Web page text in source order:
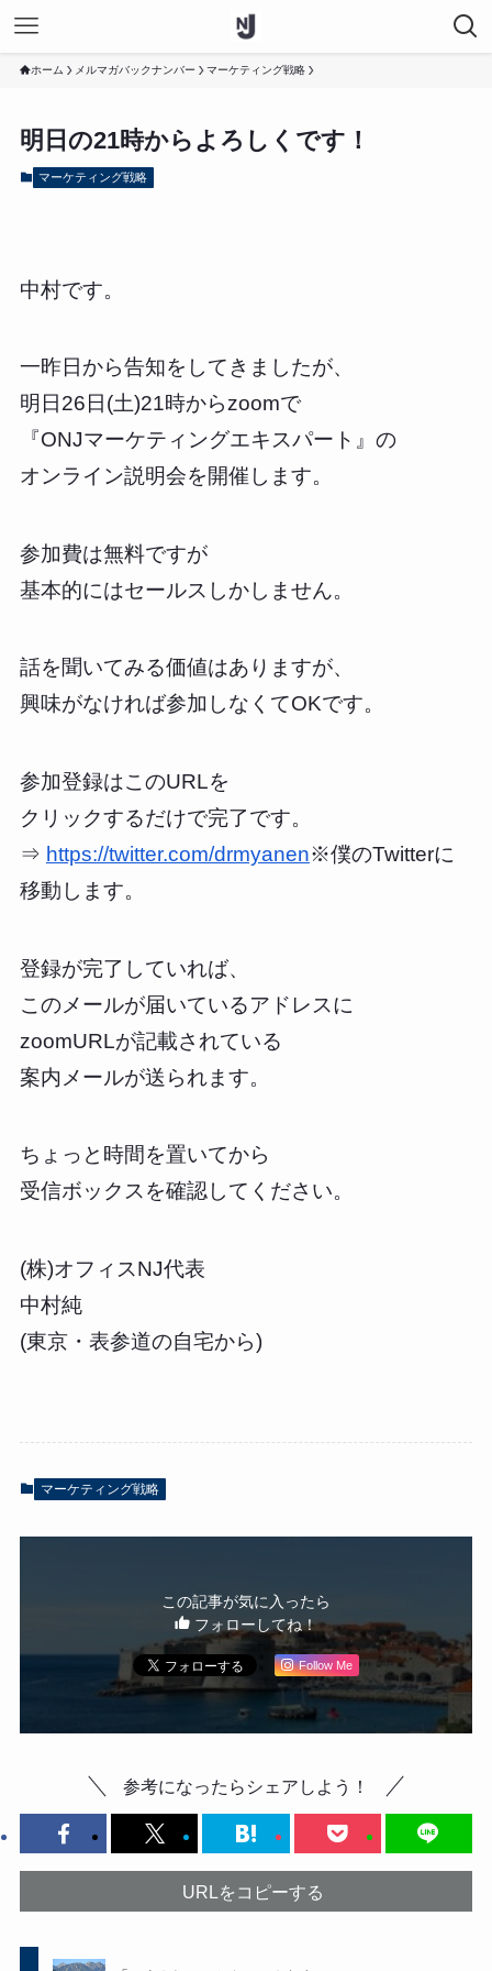
ホーム メルマガバックナンバー マーケティング戦略
明日の21時からよろしくです！
マーケティング戦略
中村です。
一昨日から告知をしてきましたが、
明日26日(土)21時からzoomで
『ONJマーケティングエキスパート』の
オンライン説明会を開催します。
参加費は無料ですが
基本的にはセールスしかしません。
話を聞いてみる価値はありますが、
興味がなければ参加しなくてOKです。
参加登録はこのURLを
クリックするだけで完了です。
⇒ https://twitter.com/drmyanen※僕のTwitterに
移動します。
登録が完了していれば、
このメールが届いているアドレスに
zoomURLが記載されている
案内メールが送られます。
ちょっと時間を置いてから
受信ボックスを確認してください。
(株)オフィスNJ代表
中村純
(東京・表参道の自宅から)
マーケティング戦略
この記事が気に入ったら
フォローしてね！
Follow Me
参考になったらシェアしよう！
URLをコピーする